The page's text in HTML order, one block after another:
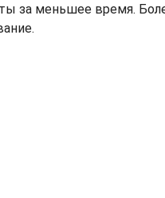
за меньшее время.